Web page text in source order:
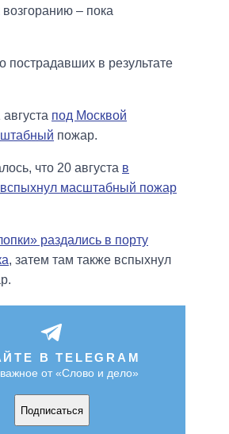
– пока
в результате
под Москвой
пожар.
что 20 августа в
масштабный пожар
раздались в порту
, затем там также вспыхнул
В TELEGRAM
от «Слово и дело»
Подписаться